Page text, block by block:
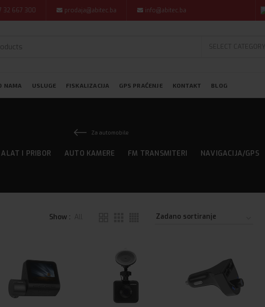
32 667 300 prodaja@abitec.ba info@abitec.ba
SELECT CATEGORY
NAMA USLUGE FISKALIZACIJA GPS PRAĆENJE KONTAKT BLOG
Za automobile
ALAT I PRIBOR AUTO KAMERE FM TRANSMITERI NAVIGACIJA/GPS
Show